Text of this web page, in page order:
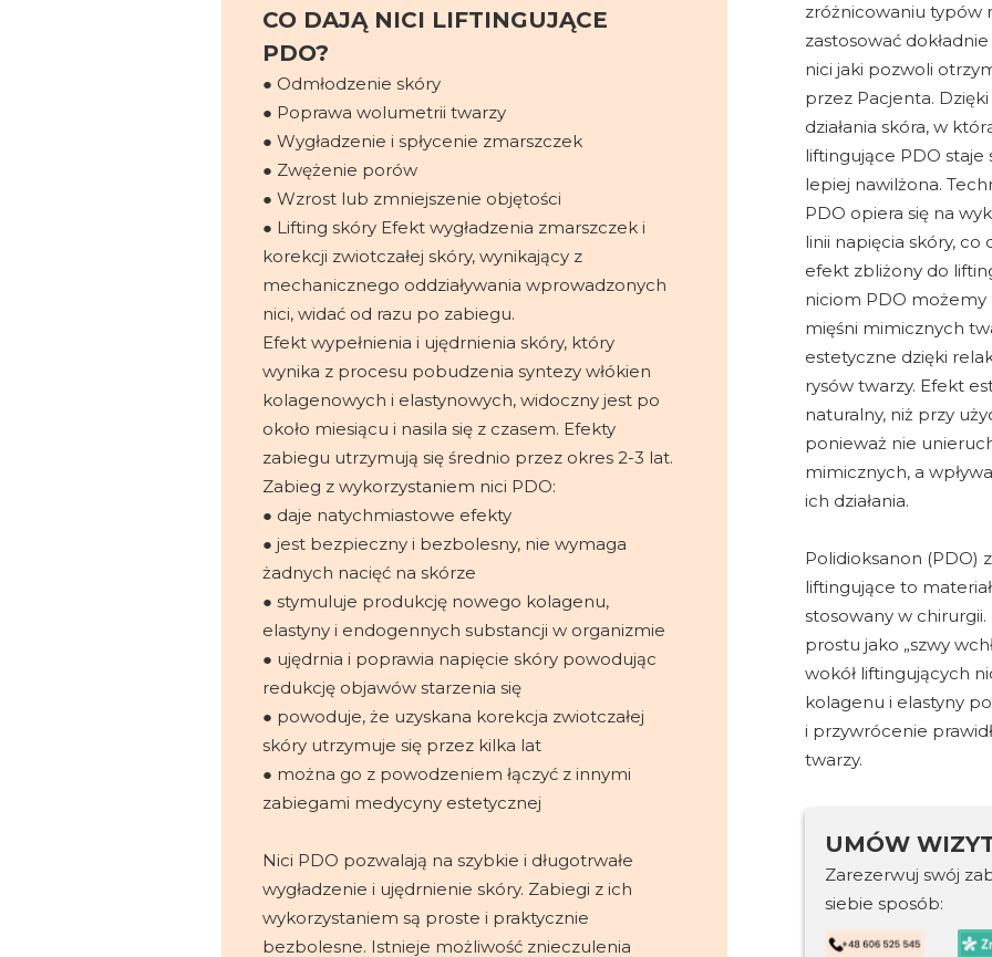
CO DAJĄ NICI LIFTINGUJĄCE
PDO?
● Odmłodzenie skóry
● Poprawa wolumetrii twarzy
● Wygładzenie i spłycenie zmarszczek
● Zwężenie porów
● Wzrost lub zmniejszenie objętości
● Lifting skóry Efekt wygładzenia zmarszczek i
korekcji zwiotczałej skóry, wynikający z
mechanicznego oddziaływania wprowadzonych
nici, widać od razu po zabiegu.
Efekt wypełnienia i ujędrnienia skóry, który
wynika z procesu pobudzenia syntezy włókien
kolagenowych i elastynowych, widoczny jest po
około miesiącu i nasila się z czasem. Efekty
zabiegu utrzymują się średnio przez okres 2-3 lat.
Zabieg z wykorzystaniem nici PDO:
● daje natychmiastowe efekty
● jest bezpieczny i bezbolesny, nie wymaga
żadnych nacięć na skórze
● stymuluje produkcję nowego kolagenu,
elastyny i endogennych substancji w organizmie
● ujędrnia i poprawia napięcie skóry powodując
redukcję objawów starzenia się
● powoduje, że uzyskana korekcja zwiotczałej
skóry utrzymuje się przez kilka lat
● można go z powodzeniem łączyć z innymi
zabiegami medycyny estetycznej
Nici PDO pozwalają na szybkie i długotrwałe
wygładzenie i ujędrnienie skóry. Zabiegi z ich
wykorzystaniem są proste i praktycznie
bezbolesne. Istnieje możliwość znieczulenia
zróżnicowaniu typów
zastosować
nici jaki pozwoli
przez Pacjenta.
działania skóra, w
liftingujące PDO staje
lepiej nawilżona.
PDO opiera się na
linii napięcia skóry,
efekt zbliżony do
niciom PDO możemy
mięśni mimicznych
estetyczne dzięki
rysów twarzy. Efekt
naturalny, niż przy
ponieważ nie
mimicznych, a
ich działania.
Polidioksanon (PDO)
liftingujące to
stosowany w
prostu jako „szwy
wokół liftingujących
kolagenu i elastyny
i przywrócenie
twarzy.
UMÓW
Zarezerwuj swój
siebie sposób: